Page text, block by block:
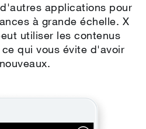
applications pour
à grande échelle. X
utiliser les contenus
qui vous évite d'avoir